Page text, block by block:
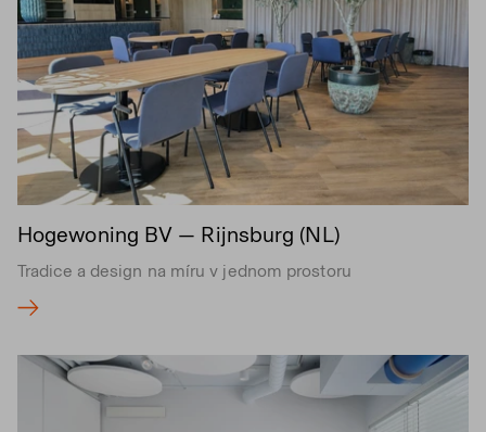
Hogewoning BV — Rijnsburg (NL)
Tradice a design na míru v jednom prostoru